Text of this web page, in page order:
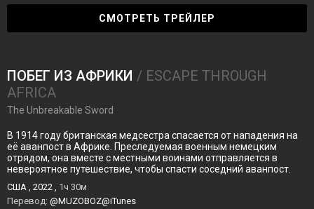
СМОТРЕТЬ ТРЕЙЛЕР
ПОБЕГ ИЗ АФРИКИ / ESCAPE THROUGH
AFRICA
The Unbreakable Sword
В 1914 году британская медсестра спасается от нападения на
её аванпост в Африке. Преследуемая военным немецким
отрядом, она вместе с местными воинами отправляется в
невероятное путешествие, чтобы спасти соседний аванпост.
США , 2022 , 1ч 30м
Перевод: @MUZOBOZ@iTunes